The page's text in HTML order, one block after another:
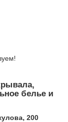
белье и
200